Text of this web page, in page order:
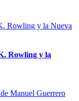
Rowling y la